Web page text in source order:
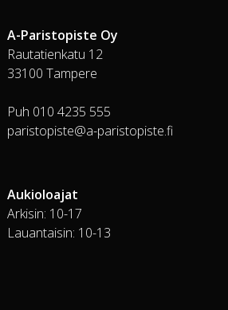
A-Paristopiste Oy
Rautatienkatu 12
33100 Tampere
Puh 010 4235 555
paristopiste@a-paristopiste.fi
Aukioloajat
Arkisin: 10-17
Lauantaisin: 10-13